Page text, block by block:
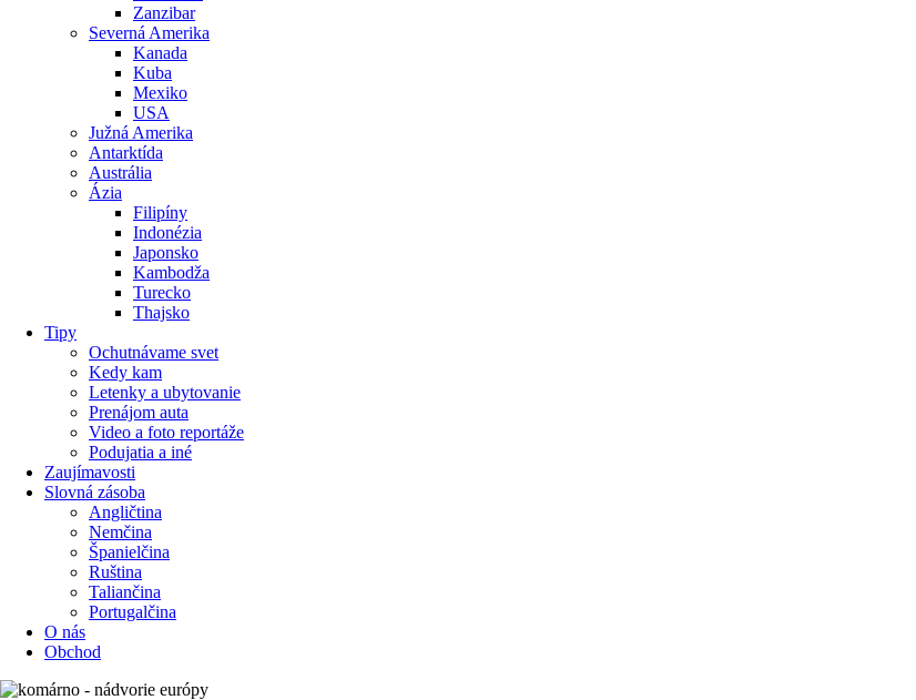
Zanzibar
Severná Amerika
Kanada
Kuba
Mexiko
USA
Južná Amerika
Antarktída
Austrália
Ázia
Filipíny
Indonézia
Japonsko
Kambodža
Turecko
Thajsko
Tipy
Ochutnávame svet
Kedy kam
Letenky a ubytovanie
Prenájom auta
Video a foto reportáže
Podujatia a iné
Zaujímavosti
Slovná zásoba
Angličtina
Nemčina
Španielčina
Ruština
Taliančina
Portugalčina
O nás
Obchod